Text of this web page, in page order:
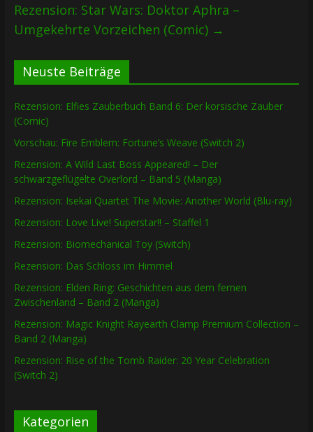
Rezension: Star Wars: Doktor Aphra –
Umgekehrte Vorzeichen (Comic) →
Neuste Beiträge
Rezension: Elfies Zauberbuch Band 6: Der korsische Zauber
(Comic)
Vorschau: Fire Emblem: Fortune’s Weave (Switch 2)
Rezension: A Wild Last Boss Appeared! – Der
schwarzgeflügelte Overlord – Band 5 (Manga)
Rezension: Isekai Quartet The Movie: Another World (Blu-ray)
Rezension: Love Live! Superstar!! – Staffel 1
Rezension: Biomechanical Toy (Switch)
Rezension: Das Schloss im Himmel
Rezension: Elden Ring: Geschichten aus dem fernen
Zwischenland – Band 2 (Manga)
Rezension: Magic Knight Rayearth Clamp Premium Collection –
Band 2 (Manga)
Rezension: Rise of the Tomb Raider: 20 Year Celebration
(Switch 2)
Kategorien